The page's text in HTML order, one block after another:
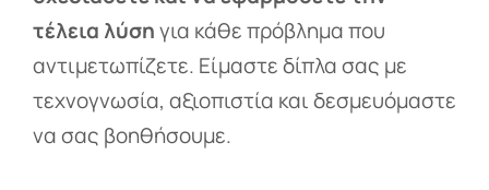
τέλεια λύσηγια κάθε πρόβλημα που
αντιμετωπίζετε. Είμαστε δίπλα σας με
τεχνογνωσία, αξιοπιστία και δεσμευόμαστε
να σας βοηθήσουμε.